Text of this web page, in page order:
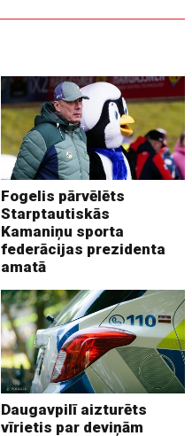
Fogelis pārvēlēts
Starptautiskās
Kamaniņu sporta
federācijas prezidenta
amatā
Daugavpilī aizturēts
vīrietis par deviņām